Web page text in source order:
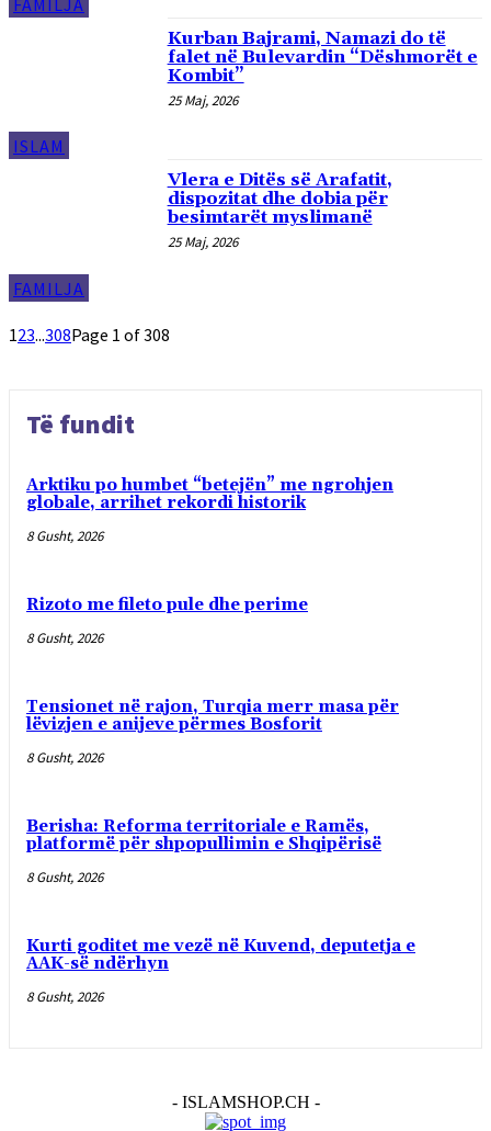
ISLAM
Kurban Bajrami, Namazi do të
falet në Bulevardin “Dëshmorët e
Kombit”
25 Maj, 2026
FAMILJA
Vlera e Ditës së Arafatit,
dispozitat dhe dobia për
besimtarët myslimanë
25 Maj, 2026
123...308Page 1 of 308
Të fundit
Arktiku po humbet “betejën” me ngrohjen
globale, arrihet rekordi historik
8 Gusht, 2026
Rizoto me fileto pule dhe perime
8 Gusht, 2026
Tensionet në rajon, Turqia merr masa për
lëvizjen e anijeve përmes Bosforit
8 Gusht, 2026
Berisha: Reforma territoriale e Ramës,
platformë për shpopullimin e Shqipërisë
8 Gusht, 2026
Kurti goditet me vezë në Kuvend, deputetja e
AAK-së ndërhyn
8 Gusht, 2026
- ISLAMSHOP.CH -